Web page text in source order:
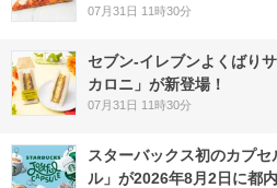
07月31日 11時30分
セブン‐イレブンよくばり
カロニ」が新登場！
07月31日 11時30分
スターバックス初のカプ
ル」が2026年8月2日に都